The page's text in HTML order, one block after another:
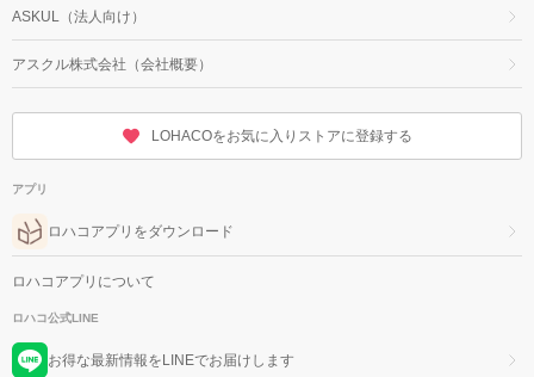
ASKUL（法人向け）
アスクル株式会社（会社概要）
LOHACOをお気に入りストアに登録する
アプリ
ロハコアプリをダウンロード
ロハコアプリについて
ロハコ公式LINE
お得な最新情報をLINEでお届けします